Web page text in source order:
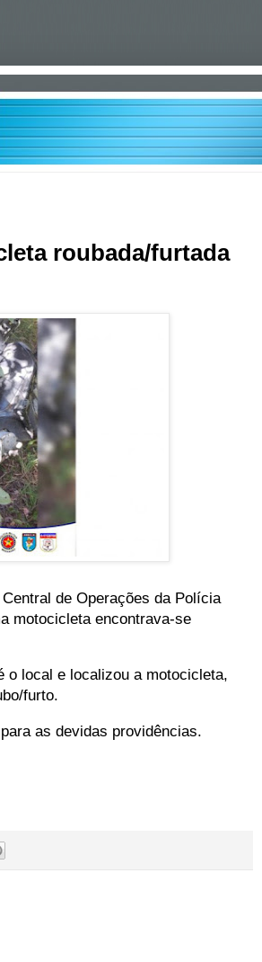
roubada/furtada
de Operações da Polícia
motocicleta encontrava-se
o local e localizou a motocicleta,
furto.
as devidas providências.